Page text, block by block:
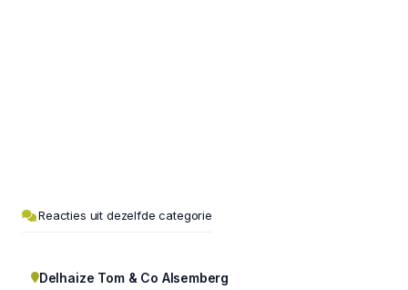
Reacties uit dezelfde categorie
Delhaize Tom & Co Alsemberg